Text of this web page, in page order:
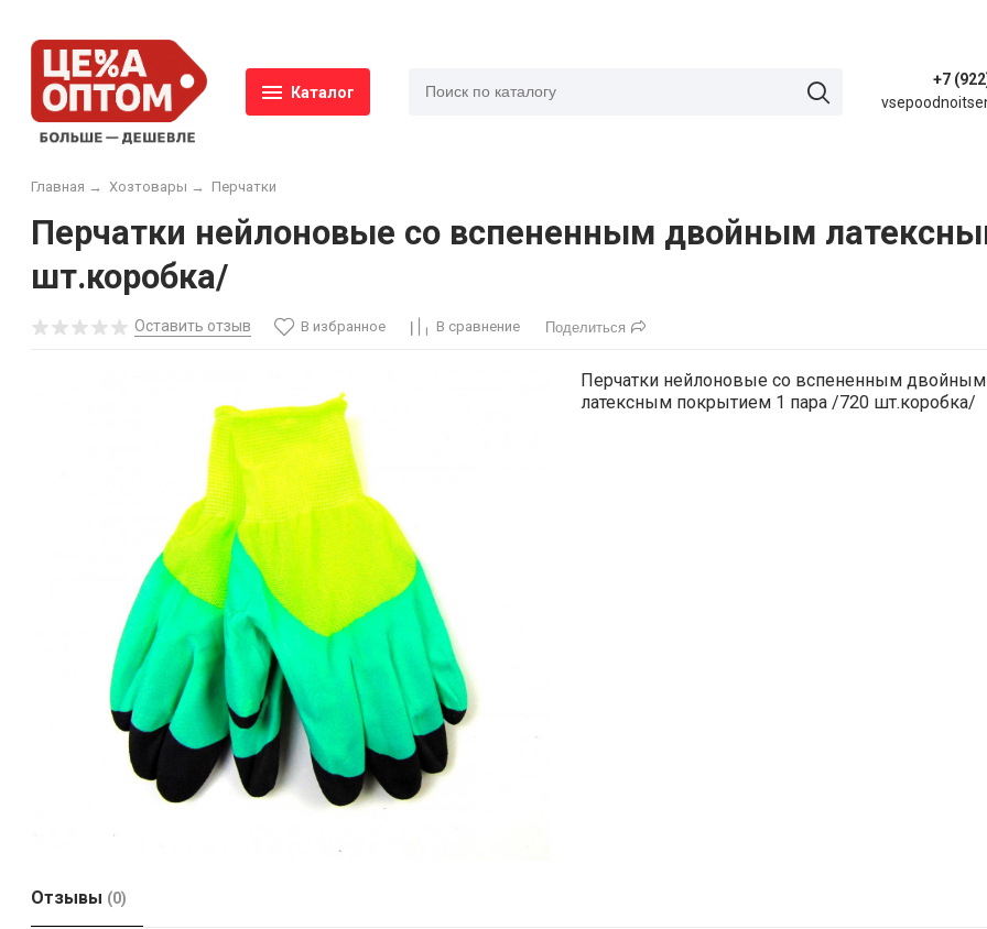
Каталог
+7
Главная → Хозтовары → Перчатки
Перчатки нейлоновые со вспененным двойным
шт.коробка/
Оставить отзыв В избранное В сравнение Поделиться
Перчатки нейлоновые со вспененным двойным
латексным покрытием 1 пара /720 шт.коробка/
Отзывы (0)